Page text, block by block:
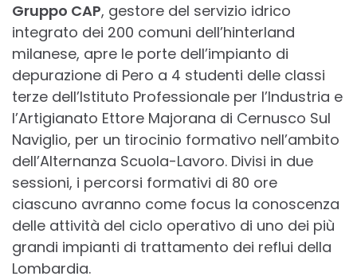
Gruppo CAP, gestore del servizio idrico
integrato dei 200 comuni dell’hinterland
milanese, apre le porte dell’impianto di
depurazione di Pero a 4 studenti delle classi
terze dell’Istituto Professionale per l’Industria e
l’Artigianato Ettore Majorana di Cernusco Sul
Naviglio, per un tirocinio formativo nell’ambito
dell’Alternanza Scuola-Lavoro. Divisi in due
sessioni, i percorsi formativi di 80 ore
ciascuno avranno come focus la conoscenza
delle attività del ciclo operativo di uno dei più
grandi impianti di trattamento dei reflui della
Lombardia.